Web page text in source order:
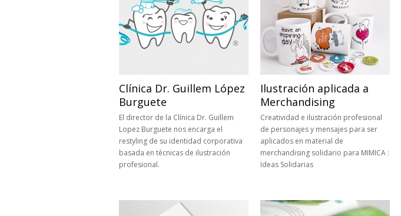
Clínica Dr. Guillem López
Burguete
El director de la Clínica Dr. Guillem
Lopez Burguete nos encarga el
restyling de su identidad corporativa
basada en técnicas de ilustración
profesional.
Ilustración aplicada a
Merchandising
Creatividad e ilustración profesional
de personajes y mensajes para ser
aplicados en material de
merchandising solidario para MIMICA :
Ideas Solidarias